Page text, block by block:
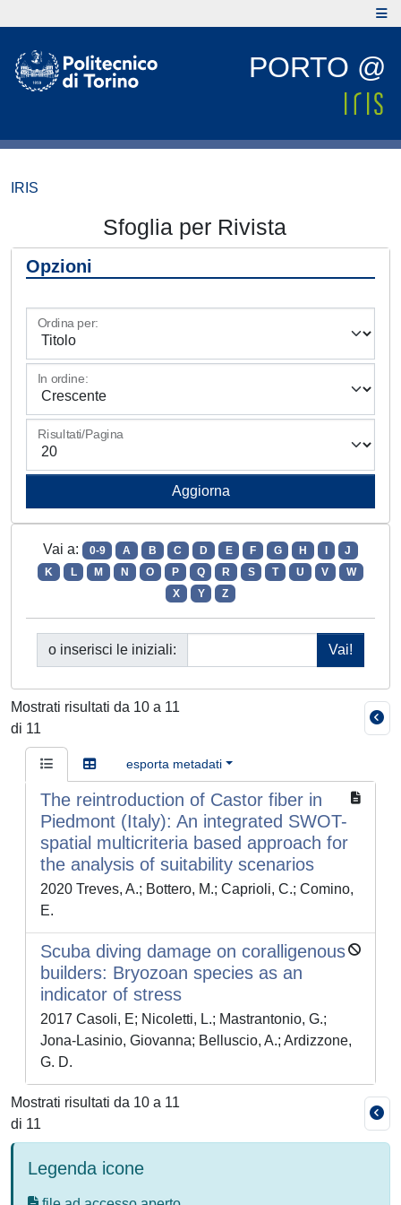
PORTO @
IRIS
Sfoglia per Rivista
Opzioni
Ordina per:
In ordine:
Risultati/Pagina
Vai a: 0-9 A B C D E F G H
J
K
L M N O P Q R S T U V
W
X
Y Z
o inserisci le iniziali:
Mostrati risultati da 10 a 11
di 11
esporta metadati
The reintroduction of Castor fiber in
Piedmont (Italy): An integrated SWOT-
spatial multicriteria based approach for
the analysis of suitability scenarios
2020 Treves, A.; Bottero, M.; Caprioli, C.; Comino,
E.
Scuba diving damage on coralligenous
builders: Bryozoan species as an
indicator of stress
2017 Casoli, E; Nicoletti, L.; Mastrantonio, G.;
Jona-Lasinio, Giovanna; Belluscio, A.; Ardizzone,
G. D.
Mostrati risultati da 10 a 11
di 11
Legenda icone